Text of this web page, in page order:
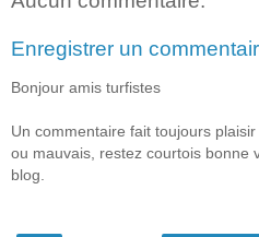
Enregistrer un
Bonjour amis turfistes
Un commentaire fait toujours plaisir
ou mauvais, restez courtois bonne
blog.